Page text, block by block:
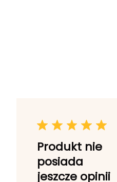
Produkt nie
posiada
jeszcze opinii